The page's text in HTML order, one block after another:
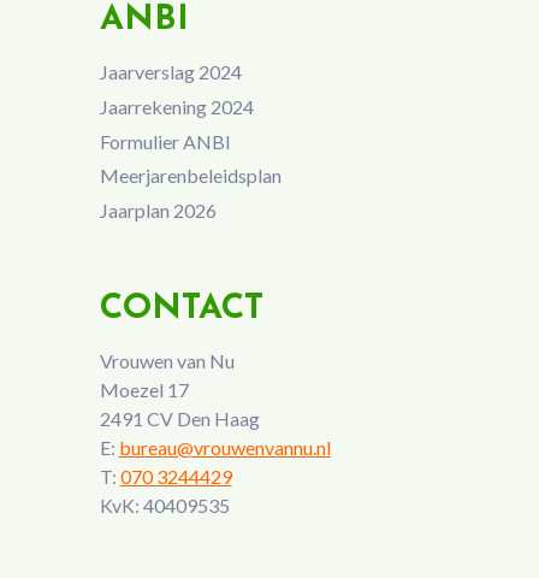
ANBI
Jaarverslag 2024
Jaarrekening 2024
Formulier ANBI
Meerjarenbeleidsplan
Jaarplan 2026
CONTACT
Vrouwen van Nu
Moezel 17
2491 CV Den Haag
E: bureau@vrouwenvannu.nl
T: 070 3244429
KvK: 40409535